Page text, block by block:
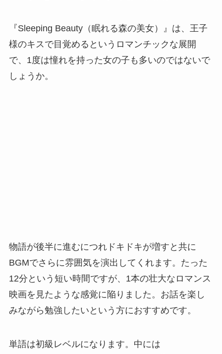
『Sleeping Beauty（眠れる森の美女）』は、王子
様のキスで目覚めるというロマンチックな展開
で、1度は憧れを持った女の子も多いのではないで
しょうか。
物語が後半に進むにつれドキドキが増すと共に
BGMでさらに雰囲気を演出してくれます。たった
12分という短い時間ですが、1本の壮大なロマンス
映画を見たような感覚に陥りました。お話を楽し
みながら勉強したいという方におすすめです。
単語は初級レベルになります。中には